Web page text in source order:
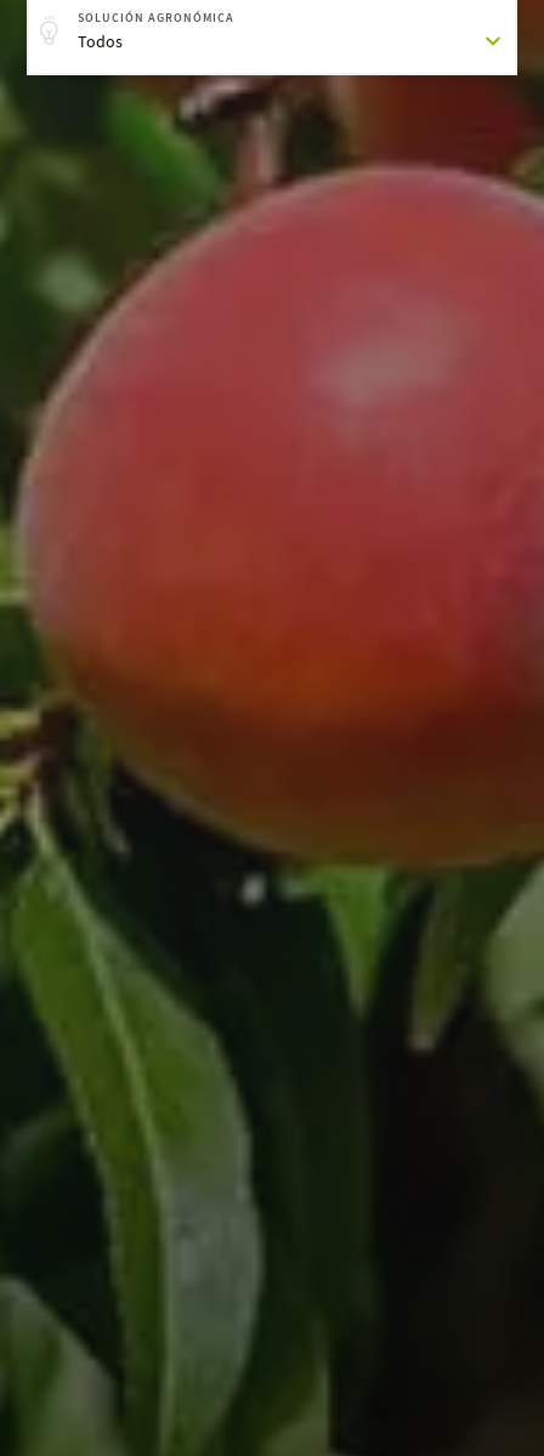
SOLUCIÓN AGRONÓMICA
Todos